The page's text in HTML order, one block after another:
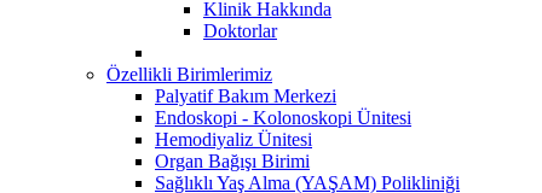
Klinik Hakkında
Doktorlar
Özellikli Birimlerimiz
Palyatif Bakım Merkezi
Endoskopi - Kolonoskopi Ünitesi
Hemodiyaliz Ünitesi
Organ Bağışı Birimi
Sağlıklı Yaş Alma (YAŞAM) Polikliniği